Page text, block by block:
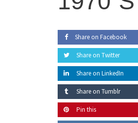
Share on Facebook
Share on Twitter
Share on LinkedIn
Share on Tumblr
Pin this